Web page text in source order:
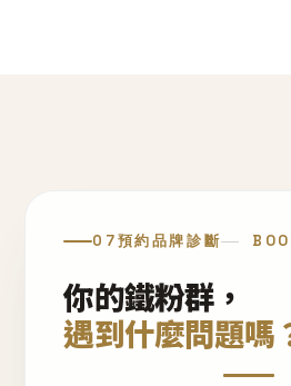
07預約品牌診斷
你的鐵粉群，
遇到什麼問題嗎